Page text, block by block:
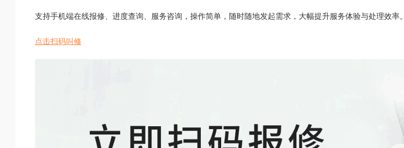
支持手机端在线报修、进度查询、服务咨询，操作简单，随时随地发起需求，大幅提升服务体验与处理效率。
点击扫码叫修